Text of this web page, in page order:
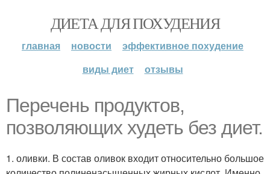
ДИЕТА ДЛЯ ПОХУДЕНИЯ
главная новости
эффективное похудение
виды диет
отзывы
Перечень продуктов,
позволяющих худеть без диет.
1. оливки. В состав оливок входит относительно большое